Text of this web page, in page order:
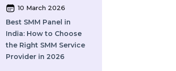
WhatsApp API to Send
Message: How
Businesses Automate
Messaging at Scale in
2026